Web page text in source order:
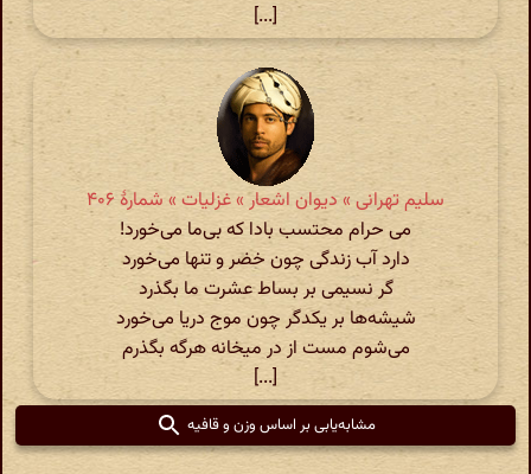
[...]
سلیم تهرانی » دیوان اشعار » غزلیات » شمارهٔ ۴۰۶
می حرام محتسب بادا که بی‌ما می‌خورد!
دارد آب زندگی چون خضر و تنها می‌خورد
گر نسیمی بر بساط عشرت ما بگذرد
شیشه‌ها بر یکدگر چون موج دریا می‌خورد
می‌شوم مست از در میخانه هرگه بگذرم
[...]
مشابه‌یابی بر اساس وزن و قافیه